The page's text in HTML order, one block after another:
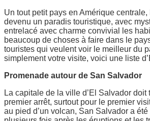
Un tout petit pays en Amérique
devenu un paradis touristique, avec
entrelacé avec charme convivial les
beaucoup de choses à faire dans le
touristes qui veulent voir le meilleur du
simplement votre visite, voici une liste
Promenade autour de San Salvador
La capitale de la ville d’El Salvador doit
premier arrêt, surtout pour le premier
au pied d’un volcan, San Salvador a